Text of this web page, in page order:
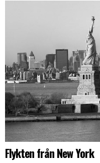
Flykten från New York